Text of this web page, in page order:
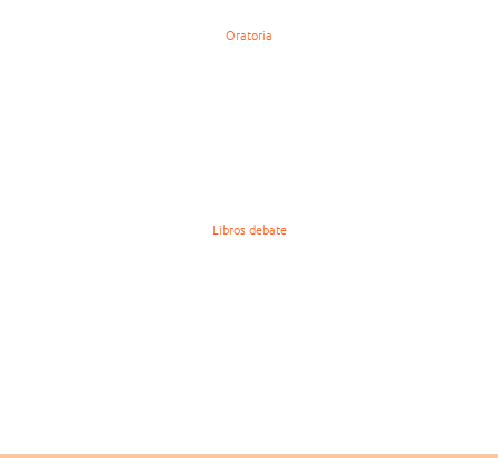
Oratoria
Libros debate